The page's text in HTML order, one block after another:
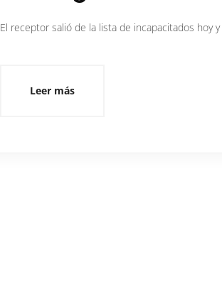
El receptor salió de la lista de incapacitados hoy
Leer más